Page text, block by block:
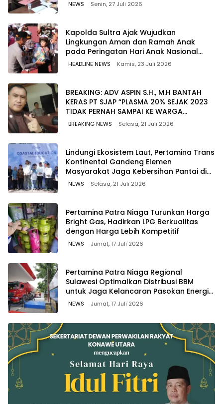
NEWS Senin, 27 Juli 2026
Kapolda Sultra Ajak Wujudkan
Lingkungan Aman dan Ramah Anak
pada Peringatan Hari Anak Nasional
2026
HEADLINE NEWS Kamis, 23 Juli 2026
BREAKING: ADV ASPIN S.H., M.H BANTAH
KERAS PT SJAP “PLASMA 20% SEJAK 2023
TIDAK PERNAH SAMPAI KE WARGA
WAWOONE!
BREAKING NEWS Selasa, 21 Juli 2026
Lindungi Ekosistem Laut, Pertamina Trans
Kontinental Gandeng Elemen
Masyarakat Jaga Kebersihan Pantai di
Bitung, Sulawesi
NEWS Selasa, 21 Juli 2026
Pertamina Patra Niaga Turunkan Harga
Bright Gas, Hadirkan LPG Berkualitas
dengan Harga Lebih Kompetitif
NEWS Jumat, 17 Juli 2026
Pertamina Patra Niaga Regional
Sulawesi Optimalkan Distribusi BBM
untuk Jaga Kelancaran Pasokan Energi
di Seluruh Wilayah Sulawesi
NEWS Jumat, 17 Juli 2026